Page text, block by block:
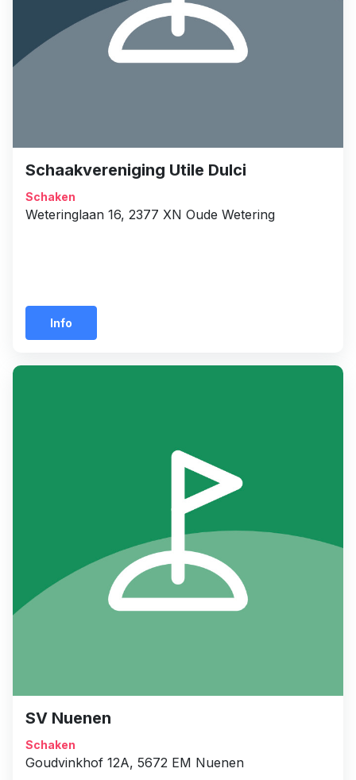
Schaakvereniging Utile Dulci
Schaken
Weteringlaan 16, 2377 XN Oude Wetering
Info
SV Nuenen
Schaken
Goudvinkhof 12A, 5672 EM Nuenen